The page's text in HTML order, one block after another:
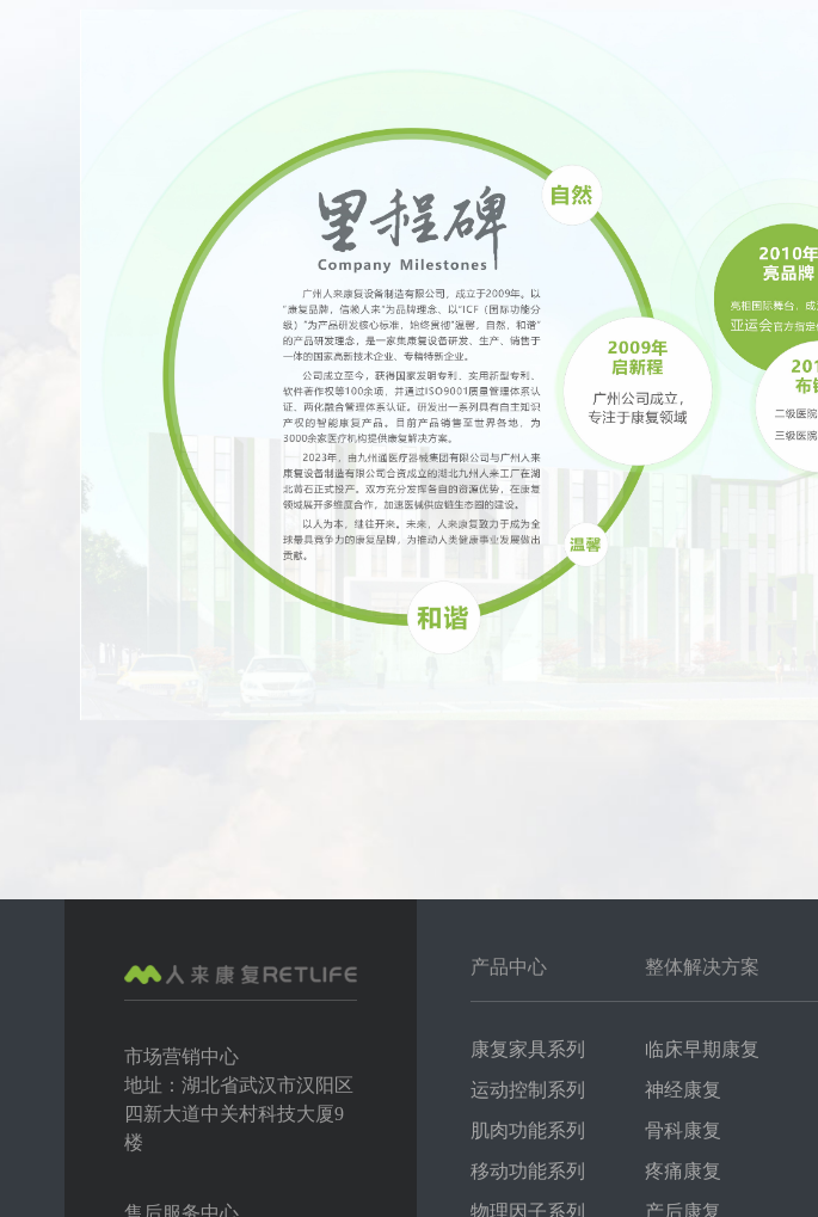
市场营销中心
地址：湖北省武汉市汉阳区
四新大道中关村科技大厦9
楼
售后服务中心
产品中心
康复家具系列
运动控制系列
肌肉功能系列
移动功能系列
物理因子系列
整体解决方案
临床早期康复
神经康复
骨科康复
疼痛康复
产后康复